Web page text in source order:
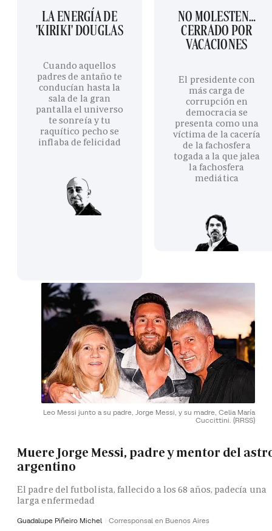
LA ENERGÍA DE
'KIRIKI' DOUGLAS
Cuando aquellos
padres de antaño te
conducían hasta la
sala de la gran
pantalla el universo
te sonreía y tu
raquítico pecho se
inflaba de felicidad
NO MOLESTEN…
CERRADO POR
VACACIONES
El presidente con
más carga de
corrupción en
democracia se
presenta como una
víctima de la cacería
de la fachosfera
togada a la que jalea
la fachosfera
mediática
Leo Messi junto a su padre, Jorge Messi, y su madre, Celia María
Cuccittini. (RRSS)
Muere Jorge Messi, padre y mentor del
argentino
El padre del futbolista, fallecido a los 68 años, padecía una
larga enfermedad
Guadalupe Piñeiro Michel Corresponsal en Buenos Aires